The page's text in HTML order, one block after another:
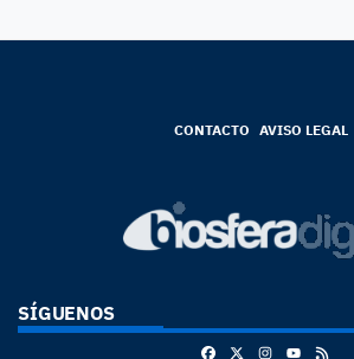
CONTACTO AVISO LEGAL
SÍGUENOS
FacebookInstagram